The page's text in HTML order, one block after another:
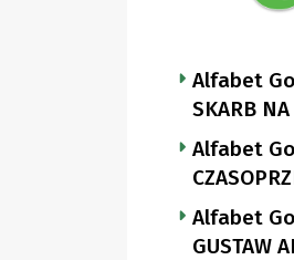
Alfabet
SKARB NA
Alfabet
NUTTGENSA
Alfabet
GUSTAW